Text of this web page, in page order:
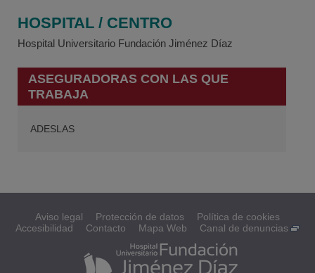
HOSPITAL / CENTRO
Hospital Universitario Fundación Jiménez Díaz
ASEGURADORAS CON LAS QUE
TRABAJA
ADESLAS
Aviso legal Protección de datos
Política de cookies
Accesibilidad
Contacto Mapa Web Canal de denuncias